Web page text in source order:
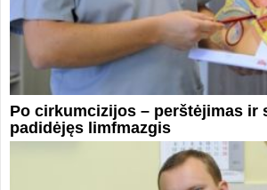
Po cirkumcizijos – perštėjimas ir
padidėjęs limfmazgis